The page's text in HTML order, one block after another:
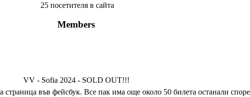
25 посетителя в сайта
Members
VV - Sofia 2024 - SOLD OUT!!!
във фейсбук. Все пак има още около 50 билета останали